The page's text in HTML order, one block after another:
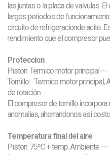
las juntas o la placa de valvulas.
largos periodos de
circuito de refrigeracionde acite.
rendimiento que el compresor
Proteccion
Piston: Termico motor principal---
Tornillo: Termico motor principal,
de rotación...
El compresor de tornillo
anomalias, ahorrandonos asi
Temperatura final del aire
Piston: 75ºC + temp. Ambiente ---